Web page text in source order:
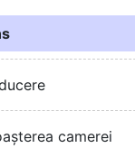
camerei